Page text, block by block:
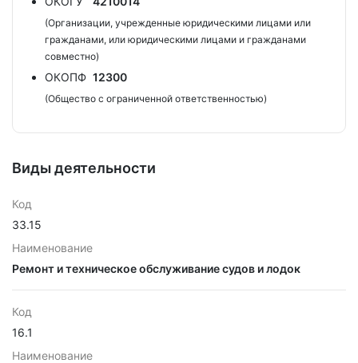
(Организации, учрежденные юридическими лицами или
гражданами, или юридическими лицами и гражданами
совместно)
ОКОПФ 12300
(Общество с ограниченной ответственностью)
Виды деятельности
Код
33.15
Наименование
Ремонт и техническое обслуживание судов и лодок
Код
16.1
Наименование